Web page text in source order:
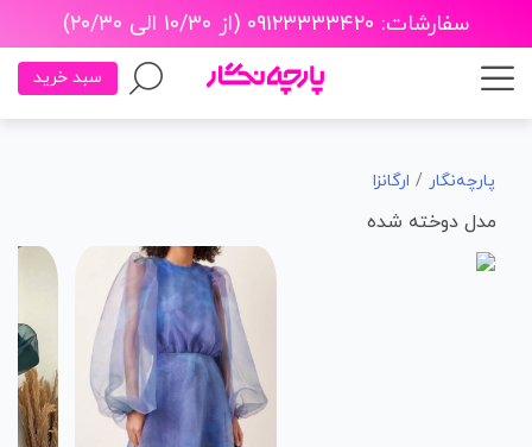
سفارشات: ۰۹۱۲۳۳۳۳۴۲۰ (از ۱۰/۳۰ الی ۲۰/۳۰)
سبد خرید
پارچه‌نگار ارگانزا
مدل دوخته شده